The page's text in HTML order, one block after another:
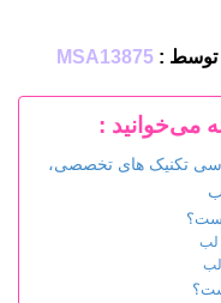
MSA13875
می‌خوانید :
تکنیک های تخصصی،
لب
لب